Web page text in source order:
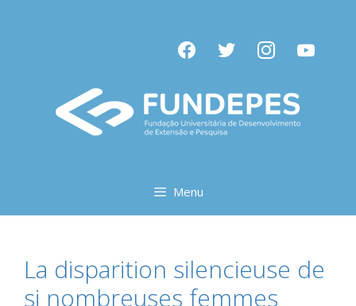
facebooktwitter instagramyoutube
Menu
La disparition silencieuse de
si nombreuses femmes